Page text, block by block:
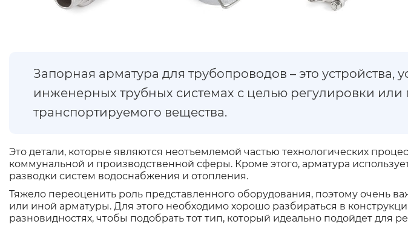
Запорная арматура для трубопроводов – это устройства,
инженерных трубных системах с целью регулировки или
транспортируемого вещества.
Это детали, которые являются неотъемлемой частью технологических
коммунальной и производственной сферы. Кроме этого, арматура
разводки систем водоснабжения и отопления.
Тяжело переоценить роль представленного оборудования, поэтому очень
или иной арматуры. Для этого необходимо хорошо разбираться в
разновидностях, чтобы подобрать тот тип, который идеально подойдет для